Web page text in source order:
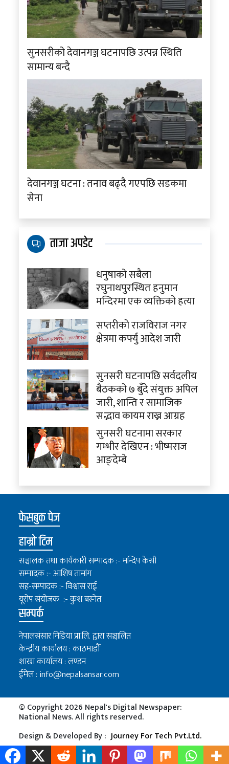
सुनसरीको देवानगञ्ज घटनापछि उत्पन्न स्थिति
सामान्य बन्दै
देवानगञ्ज घटना : तनाव बढ्दै गएपछि सडकमा
सेना
ताजा अपडेट
धनुषाको सबैला
रघुनाथपुरस्थित हनुमान
मन्दिरमा एक व्यक्तिको हत्या
सप्तरीको राजविराज नगर
क्षेत्रमा कर्फ्यु आदेश जारी
सुनसरी घटनापछि सर्वदलीय
बैठकको ७ बुँदे संयुक्त अपिल
जारी, शान्ति र सामाजिक
सद्भाव कायम राख्न आग्रह
सुनसरी घटनामा सरकार
गम्भीर देखिएन : भीष्मराज
आङ्देम्बे
फेसबुक पेज
हाम्रो टिम
सञ्चालक तथा कार्यकारी सम्पादक :- मन्दिप केसी
सम्पादक :- आशिष तामांग
सह-सम्पादक :- विश्वास राई
यूरोप संयोजक :- कुश बस्नेत
सम्पर्क
नेपालसंसार मिडिया प्रा.लि. द्वारा सञ्चालित
केन्द्रीय कार्यालय : काठमाडौँ
शाखा कार्यालय : लण्डन
ईमेल : info@nepalsansar.com
© Copyright 2026 Nepal's Digital Newspaper:
National News. All rights reserved.
Design & Developed By :Journey For Tech Pvt.Ltd.